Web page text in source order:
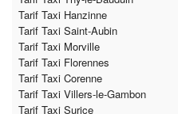
Tarif Taxi Hanzinne
Tarif Taxi Saint-Aubin
Tarif Taxi Morville
Tarif Taxi Florennes
Tarif Taxi Corenne
Tarif Taxi Villers-le-Gambon
Tarif Taxi Surice